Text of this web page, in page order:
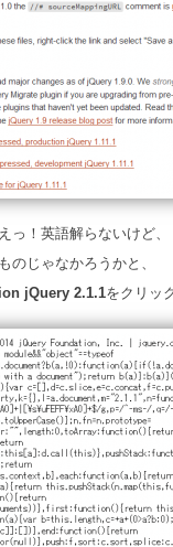
っ！英語解らないけど、
のじゃなかろうかと、
jQuery 2.1.1をクリッ